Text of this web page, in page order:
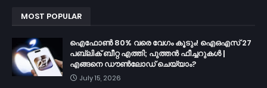
MOST POPULAR
ഐഫോൺ 80% വരെ വേഗം കൂടും! ഐഒഎസ് 27
പബ്ലിക് ബീറ്റ എത്തി; പുത്തൻ ഫീച്ചറുകൾ |
എങ്ങനെ ഡൗൺലോഡ് ചെയ്യാം?
July 15, 2026